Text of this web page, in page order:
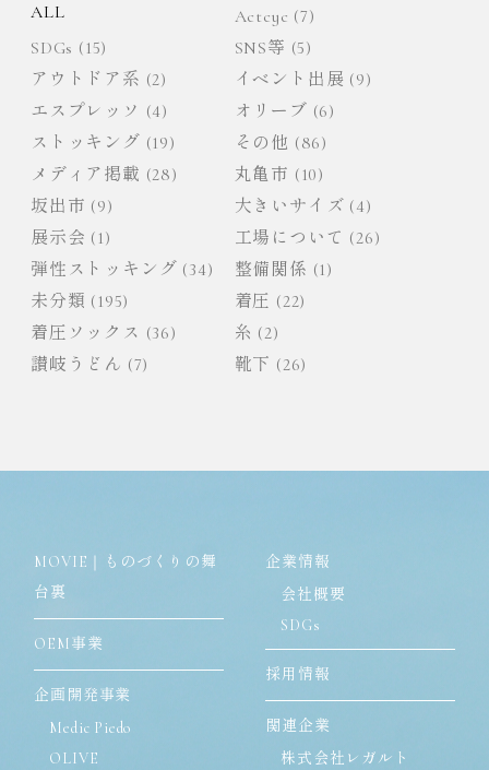
ン
ALL Actcyc (7)
SDGs (15) SNS等 (5)
アウトドア系 (2) イベント出展 (9)
エスプレッソ (4) オリーブ (6)
ストッキング (19) その他 (86)
メディア掲載 (28) 丸亀市 (10)
坂出市 (9) 大きいサイズ (4)
展示会 (1) 工場について (26)
弾性ストッキング (34) 整備関係 (1)
未分類 (195) 着圧 (22)
着圧ソックス (36) 糸 (2)
讃岐うどん (7) 靴下 (26)
MOVIE｜ものづくりの舞
台裏
OEM事業
企画開発事業
Medic Piedo
OLIVE
企業情報
会社概要
SDGs
採用情報
関連企業
株式会社レガルト